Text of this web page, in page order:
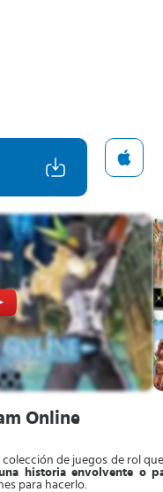
Online
colección de juegos de rol
historia envolvente o
para hacerlo.